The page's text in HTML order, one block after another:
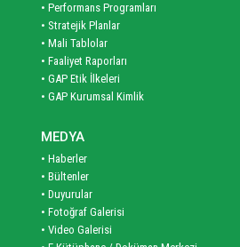
• Performans Programları
• Stratejik Planlar
• Mali Tablolar
• Faaliyet Raporları
• GAP Etik İlkeleri
• GAP Kurumsal Kimlik
MEDYA
• Haberler
• Bültenler
• Duyurular
• Fotoğraf Galerisi
• Video Galerisi